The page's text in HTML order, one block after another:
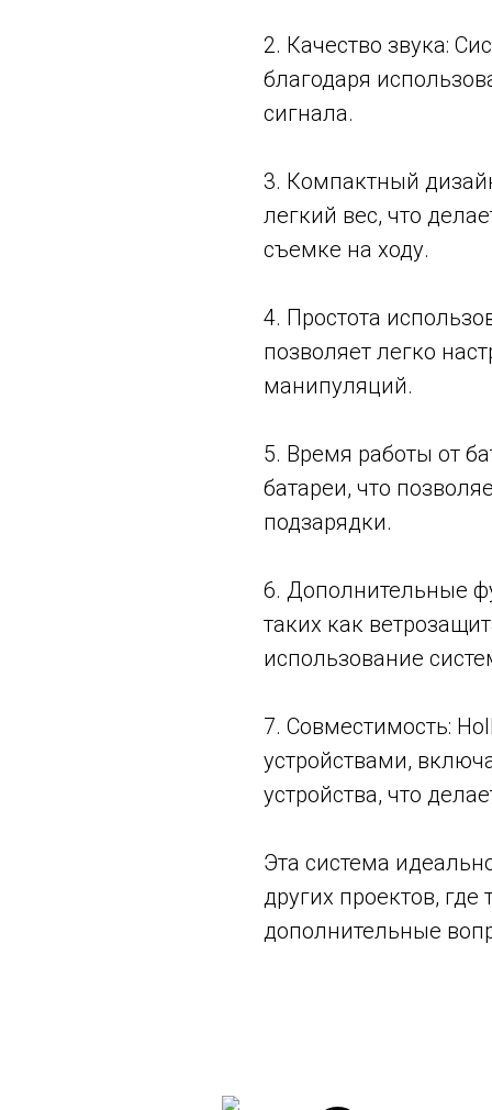
2. Качество звука:
благодаря
сигнала.
3. Компактный
легкий вес, что
съемке на ходу.
4. Простота
позволяет легко
манипуляций.
5. Время работы от
батареи, что
подзарядки.
6. Дополнительные
таких как
использование
7. Совместимость:
устройствами,
устройства, что
Эта система
других проектов, где
дополнительные